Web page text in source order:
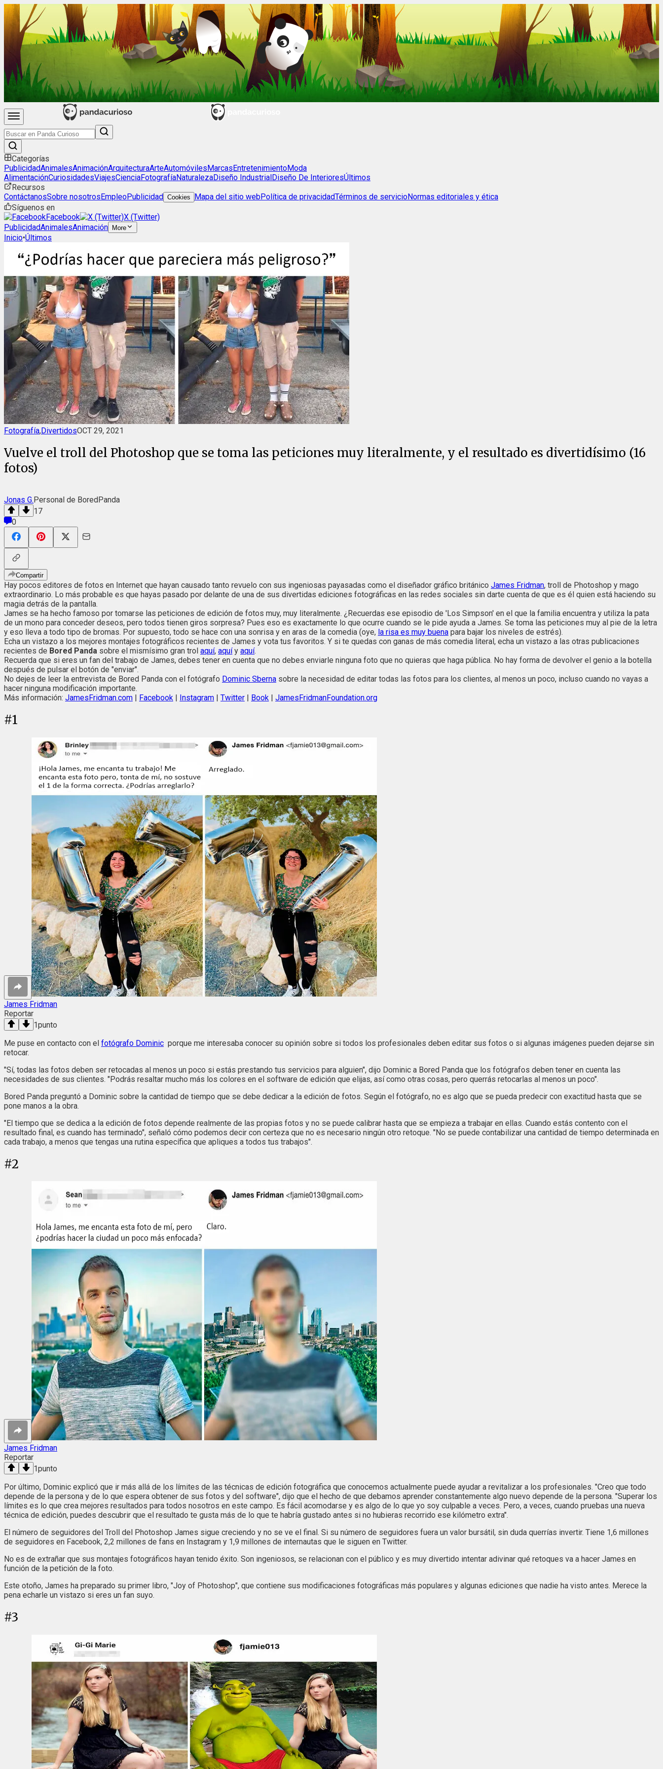
Categorías
PublicidadAnimalesAnimaciónArquitecturaArteAutomóvilesMarcasEntretenimientoModa
AlimentaciónCuriosidadesViajesCienciaFotografíaNaturalezaDiseño IndustrialDiseño De InterioresÚltimos
Recursos
ContáctanosSobre nosotrosEmpleoPublicidad Cookies Mapa del sitio webPolítica de privacidadTérminos de servicioNormas editoriales y ética
Síguenos en
Facebook
X (Twitter)
PublicidadAnimalesAnimación More
Inicio•Últimos
Fotografía,DivertidosOCT 29, 2021
Vuelve el troll del Photoshop que se toma las peticiones muy literalmente, y el resultado es divertidísimo (16
fotos)
Jonas G.Personal de BoredPanda
17
0
Compartir
Hay pocos editores de fotos en Internet que hayan causado tanto revuelo con sus ingeniosas payasadas como el diseñador gráfico británico James Fridman, troll de Photoshop y mago
extraordinario. Lo más probable es que hayas pasado por delante de una de sus divertidas ediciones fotográficas en las redes sociales sin darte cuenta de que es él quien está haciendo su
magia detrás de la pantalla.
James se ha hecho famoso por tomarse las peticiones de edición de fotos muy, muy literalmente. ¿Recuerdas ese episodio de 'Los Simpson' en el que la familia encuentra y utiliza la pata
de un mono para conceder deseos, pero todos tienen giros sorpresa? Pues eso es exactamente lo que ocurre cuando se le pide ayuda a James. Se toma las peticiones muy al pie de la letra
y eso lleva a todo tipo de bromas. Por supuesto, todo se hace con una sonrisa y en aras de la comedia (oye, la risa es muy buena para bajar los niveles de estrés).
Echa un vistazo a los mejores montajes fotográficos recientes de James y vota tus favoritos. Y si te quedas con ganas de más comedia literal, echa un vistazo a las otras publicaciones
recientes de Bored Panda sobre el mismísimo gran trol aquí, aquíy aquí.
Recuerda que si eres un fan del trabajo de James, debes tener en cuenta que no debes enviarle ninguna foto que no quieras que haga pública. No hay forma de devolver el genio a la botella
después de pulsar el botón de "enviar".
No dejes de leer la entrevista de Bored Panda con el fotógrafo Dominic Sberna sobre la necesidad de editar todas las fotos para los clientes, al menos un poco, incluso cuando no vayas a
hacer ninguna modificación importante.
Más información: JamesFridman.com | Facebook | Instagram | Twitter | Book | JamesFridmanFoundation.org
#1
James Fridman
Reportar
1punto
Me puse en contacto con el fotógrafo Dominic porque me interesaba conocer su opinión sobre si todos los profesionales deben editar sus fotos o si algunas imágenes pueden dejarse sin
retocar.
"Sí, todas las fotos deben ser retocadas al menos un poco si estás prestando tus servicios para alguien", dijo Dominic a Bored Panda que los fotógrafos deben tener en cuenta las
necesidades de sus clientes. "Podrás resaltar mucho más los colores en el software de edición que elijas, así como otras cosas, pero querrás retocarlas al menos un poco".
Bored Panda preguntó a Dominic sobre la cantidad de tiempo que se debe dedicar a la edición de fotos. Según el fotógrafo, no es algo que se pueda predecir con exactitud hasta que se
pone manos a la obra.
"El tiempo que se dedica a la edición de fotos depende realmente de las propias fotos y no se puede calibrar hasta que se empieza a trabajar en ellas. Cuando estás contento con el
resultado final, es cuando has terminado", señaló cómo podemos decir con certeza que no es necesario ningún otro retoque. "No se puede contabilizar una cantidad de tiempo determinada en
cada trabajo, a menos que tengas una rutina específica que apliques a todos tus trabajos".
#2
James Fridman
Reportar
1punto
Por último, Dominic explicó que ir más allá de los límites de las técnicas de edición fotográfica que conocemos actualmente puede ayudar a revitalizar a los profesionales. "Creo que todo
depende de la persona y de lo que espera obtener de sus fotos y del software", dijo que el hecho de que debamos aprender constantemente algo nuevo depende de la persona. "Superar los
límites es lo que crea mejores resultados para todos nosotros en este campo. Es fácil acomodarse y es algo de lo que yo soy culpable a veces. Pero, a veces, cuando pruebas una nueva
técnica de edición, puedes descubrir que el resultado te gusta más de lo que te habría gustado antes si no hubieras recorrido ese kilómetro extra".
El número de seguidores del Troll del Photoshop James sigue creciendo y no se ve el final. Si su número de seguidores fuera un valor bursátil, sin duda querrías invertir. Tiene 1,6 millones
de seguidores en Facebook, 2,2 millones de fans en Instagram y 1,9 millones de internautas que le siguen en Twitter.
No es de extrañar que sus montajes fotográficos hayan tenido éxito. Son ingeniosos, se relacionan con el público y es muy divertido intentar adivinar qué retoques va a hacer James en
función de la petición de la foto.
Este otoño, James ha preparado su primer libro, "Joy of Photoshop", que contiene sus modificaciones fotográficas más populares y algunas ediciones que nadie ha visto antes. Merece la
pena echarle un vistazo si eres un fan suyo.
#3